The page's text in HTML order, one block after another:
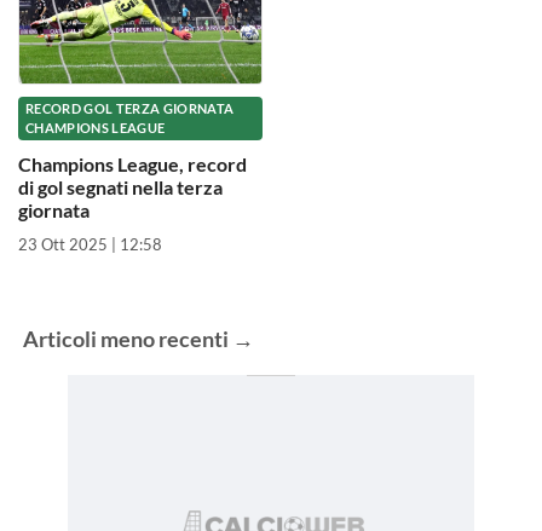
RECORD GOL TERZA GIORNATA
CHAMPIONS LEAGUE
Champions League, record
di gol segnati nella terza
giornata
23 Ott 2025 | 12:58
Articoli meno recenti →